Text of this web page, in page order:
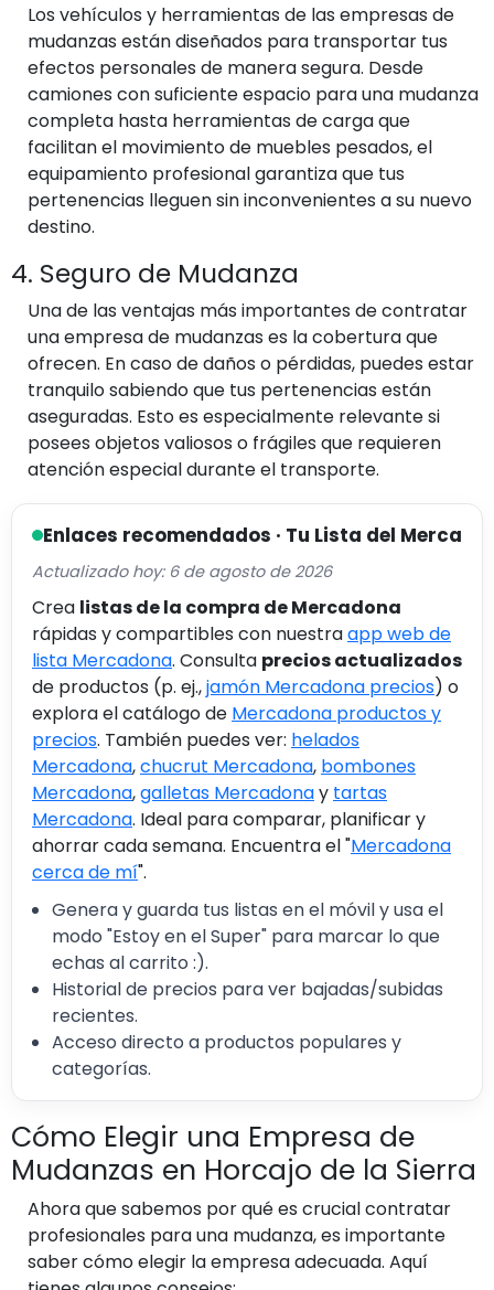
Los vehículos y herramientas de las empresas de
mudanzas están diseñados para transportar tus
efectos personales de manera segura. Desde
camiones con suficiente espacio para una mudanza
completa hasta herramientas de carga que
facilitan el movimiento de muebles pesados, el
equipamiento profesional garantiza que tus
pertenencias lleguen sin inconvenientes a su nuevo
destino.
4. Seguro de Mudanza
Una de las ventajas más importantes de contratar
una empresa de mudanzas es la cobertura que
ofrecen. En caso de daños o pérdidas, puedes estar
tranquilo sabiendo que tus pertenencias están
aseguradas. Esto es especialmente relevante si
posees objetos valiosos o frágiles que requieren
atención especial durante el transporte.
Enlaces recomendados · Tu Lista del Merca
Actualizado hoy: 6 de agosto de 2026
Crea listas de la compra de Mercadona
rápidas y compartibles con nuestraapp web de
lista Mercadona. Consulta precios actualizados
de productos (p. ej.,jamón Mercadona precios) o
explora el catálogo de Mercadona productos y
precios. También puedes ver: helados
Mercadona,chucrut Mercadona, bombones
Mercadona,galletas Mercadonay tartas
Mercadona. Ideal para comparar, planificar y
ahorrar cada semana. Encuentra el "Mercadona
cerca de mí".
Genera y guarda tus listas en el móvil y usa el
modo "Estoy en el Super" para marcar lo que
echas al carrito :).
Historial de precios para ver bajadas/subidas
recientes.
Acceso directo a productos populares y
categorías.
Cómo Elegir una Empresa de
Mudanzas en Horcajo de la Sierra
Ahora que sabemos por qué es crucial contratar
profesionales para una mudanza, es importante
saber cómo elegir la empresa adecuada. Aquí